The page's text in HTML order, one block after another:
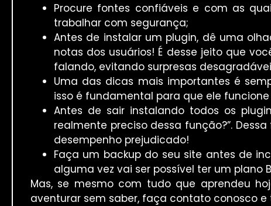
Procure fontes confiáveis e com as
trabalhar com segurança;
Antes de instalar um plugin, dê uma
notas dos usuários! É desse jeito que
falando, evitando surpresas
Uma das dicas mais importantes é
isso é fundamental para que ele
Antes de sair instalando todos os
realmente preciso dessa função?”.
desempenho prejudicado!
Faça um backup do seu site antes de
alguma vez vai ser possível ter um plano
Mas, se mesmo com tudo que aprendeu
aventurar sem saber, faça contato conosco